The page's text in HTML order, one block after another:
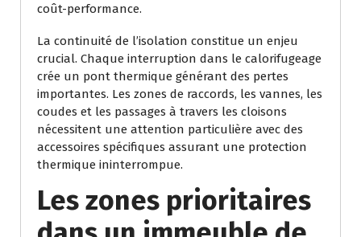
coût-performance.
La continuité de l’isolation constitue un enjeu
crucial. Chaque interruption dans le calorifugeage
crée un pont thermique générant des pertes
importantes. Les zones de raccords, les vannes, les
coudes et les passages à travers les cloisons
nécessitent une attention particulière avec des
accessoires spécifiques assurant une protection
thermique ininterrompue.
Les zones prioritaires